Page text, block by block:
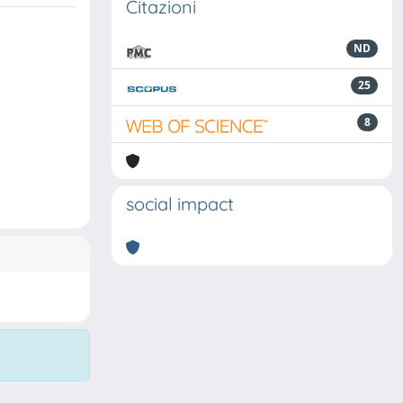
Citazioni
ND
25
8
social impact